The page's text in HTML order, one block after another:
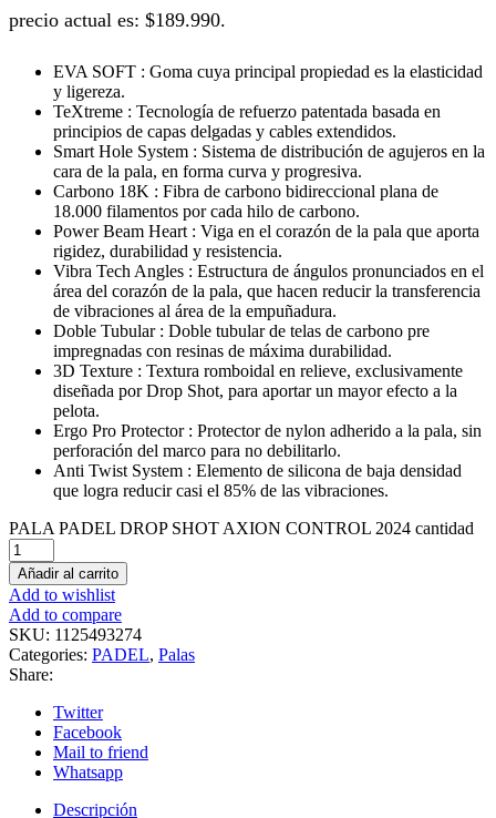
precio actual es: $189.990.
EVA SOFT : Goma cuya principal propiedad es la elasticidad
y ligereza.
TeXtreme : Tecnología de refuerzo patentada basada en
principios de capas delgadas y cables extendidos.
Smart Hole System : Sistema de distribución de agujeros en la
cara de la pala, en forma curva y progresiva.
Carbono 18K : Fibra de carbono bidireccional plana de
18.000 filamentos por cada hilo de carbono.
Power Beam Heart : Viga en el corazón de la pala que aporta
rigidez, durabilidad y resistencia.
Vibra Tech Angles : Estructura de ángulos pronunciados en el
área del corazón de la pala, que hacen reducir la transferencia
de vibraciones al área de la empuñadura.
Doble Tubular : Doble tubular de telas de carbono pre
impregnadas con resinas de máxima durabilidad.
3D Texture : Textura romboidal en relieve, exclusivamente
diseñada por Drop Shot, para aportar un mayor efecto a la
pelota.
Ergo Pro Protector : Protector de nylon adherido a la pala, sin
perforación del marco para no debilitarlo.
Anti Twist System : Elemento de silicona de baja densidad
que logra reducir casi el 85% de las vibraciones.
PALA PADEL DROP SHOT AXION CONTROL 2024 cantidad
Añadir al carrito
Add to wishlist
Add to compare
SKU: 1125493274
Categories: PADEL, Palas
Share:
Twitter
Facebook
Mail to friend
Whatsapp
Descripción